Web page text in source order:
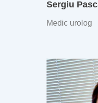
Sergiu
Medic urolog